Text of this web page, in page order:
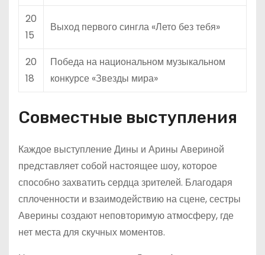
20
15
Выход первого сингла «Лето без тебя»
20
18
Победа на национальном музыкальном
конкурсе «Звезды мира»
Совместные выступления
Каждое выступление Дины и Арины Авериной
представляет собой настоящее шоу, которое
способно захватить сердца зрителей. Благодаря
сплоченности и взаимодействию на сцене, сестры
Аверины создают неповторимую атмосферу, где
нет места для скучных моментов.